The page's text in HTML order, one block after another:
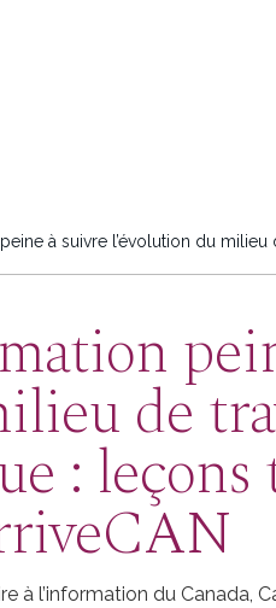
peine à suivre l’évolution du
de
: leçons
à l’information du Canada,